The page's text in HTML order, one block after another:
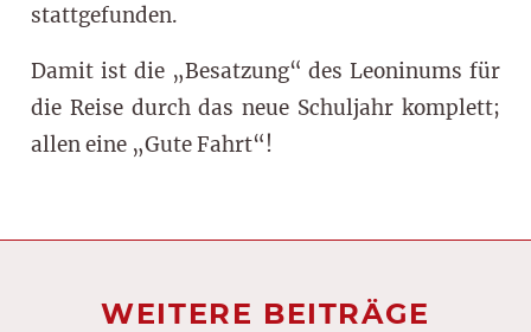
stattgefunden.
Damit ist die „Besatzung“ des Leoninums für
die Reise durch das neue Schuljahr komplett;
allen eine „Gute Fahrt“!
WEITERE BEITRÄGE